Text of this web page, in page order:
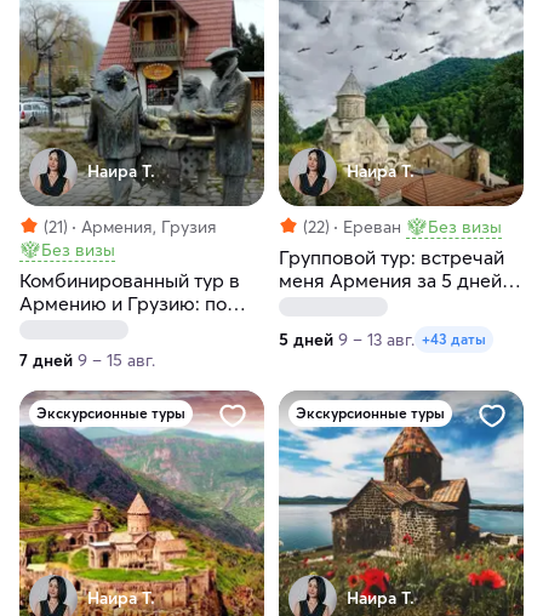
Наира Т.
(21)
Армения, Грузия
Без визы
Комбинированный тур в
Армению и Грузию: по
7 дней
7 дней 9 – 15 авг.
Наира Т.
(22) Ереван Без визы
Групповой тур: встречай
меня Армения за 5 дней с
понедельникам
5 дней 9 – 13 авг. +43 даты
Экскурсионные туры
Наира Т.
Экскурсионные туры
Наира Т.